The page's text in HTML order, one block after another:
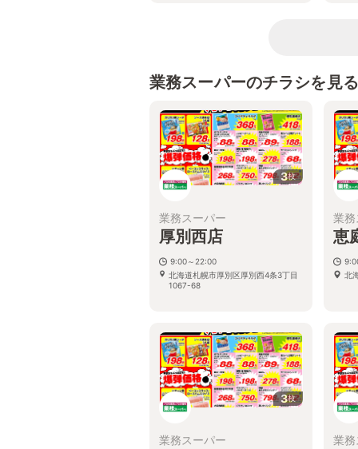
業務スーパーのチラシを見る
3枚
業務スーパー
厚別西店
9:00～22:00
北海道札幌市厚別区厚別西4条3丁目
1067-68
業
恵
北
3枚
業務スーパー 業